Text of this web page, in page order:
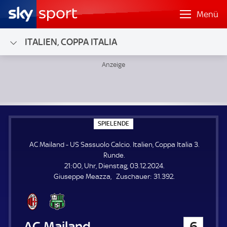
Menü
ITALIEN, COPPA ITALIA
SPIELENDE
P
E
N
D
E
AC Mailand - US Sassuolo Calcio. Italien, Coppa Italia 3.
Runde.
21:00, Uhr, Dienstag, 03.12.2024.
Giuseppe Meazza
Zuschauer: Z
31.392.